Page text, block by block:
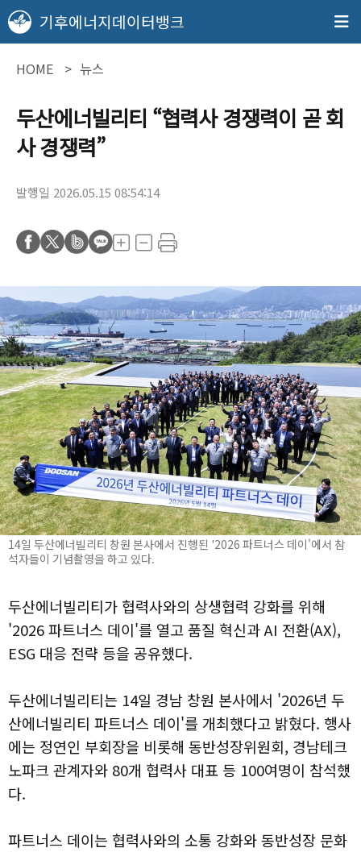
기후에너지데이터뱅크
HOME 뉴스
두산에너빌리티 “협력사 경쟁력이 곧 회
사 경쟁력”
발행일 2026.05.15 08:54:14
14일 두산에너빌리티 창원 본사에서 진행된 '2026 파트너스 데이'에서 참
석자들이 기념촬영을 하고 있다.
두산에너빌리티가 협력사와의 상생협력 강화를 위해
'2026 파트너스 데이'를 열고 품질 혁신과 AI 전환(AX),
ESG 대응 전략 등을 공유했다.
두산에너빌리티는 14일 경남 창원 본사에서 '2026년 두
산에너빌리티 파트너스 데이'를 개최했다고 밝혔다. 행사
에는 정연인 부회장을 비롯해 동반성장위원회, 경남테크
노파크 관계자와 80개 협력사 대표 등 100여명이 참석했
다.
파트너스 데이는 협력사와의 소통 강화와 동반성장 문화